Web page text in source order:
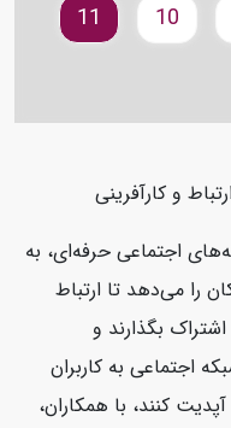
10
11
و کارآفرینی
اجتماعی حرفه‌ای، به
را می‌دهد تا ارتباط
بگذارند و
به کاربران
کنند، با همکاران،